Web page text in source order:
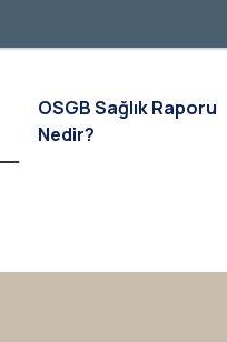
OSGB Sağlık Raporu
Nedir?